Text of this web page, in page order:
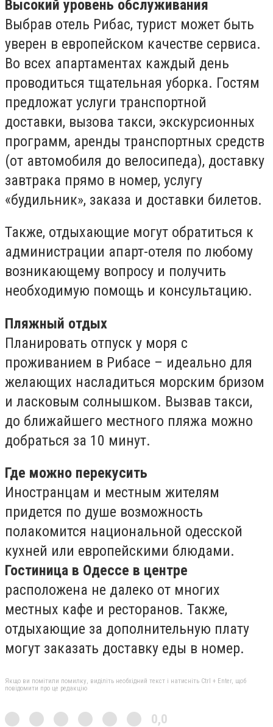
Высокий уровень обслуживания
Выбрав отель Рибас, турист может быть
уверен в европейском качестве сервиса.
Во всех апартаментах каждый день
проводиться тщательная уборка. Гостям
предложат услуги транспортной
доставки, вызова такси, экскурсионных
программ, аренды транспортных средств
(от автомобиля до велосипеда), доставку
завтрака прямо в номер, услугу
«будильник», заказа и доставки билетов.
Также, отдыхающие могут обратиться к
администрации апарт-отеля по любому
возникающему вопросу и получить
необходимую помощь и консультацию.
Пляжный отдых
Планировать отпуск у моря с
проживанием в Рибасе – идеально для
желающих насладиться морским бризом
и ласковым солнышком. Вызвав такси,
до ближайшего местного пляжа можно
добраться за 10 минут.
Где можно перекусить
Иностранцам и местным жителям
придется по душе возможность
полакомится национальной одесской
кухней или европейскими блюдами.
Гостиница в Одессе в центре
расположена не далеко от многих
местных кафе и ресторанов. Также,
отдыхающие за дополнительную плату
могут заказать доставку еды в номер.
Якщо ви помітили помилку, виділіть необхідний текст і натисніть Ctrl + Enter, щоб
повідомити про це редакцію
0,0